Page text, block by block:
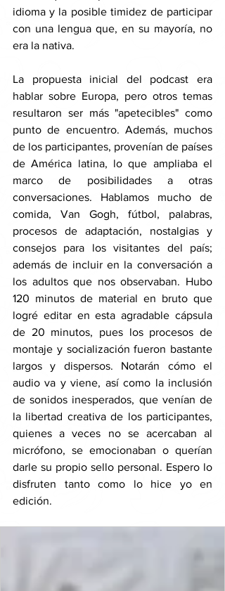
idioma y la posible timidez de participar
con una lengua que, en su mayoría, no
era la nativa.
La propuesta inicial del podcast era
hablar sobre Europa, pero otros temas
resultaron ser más "apetecibles" como
punto de encuentro. Además, muchos
de los participantes, provenían de países
de América latina, lo que ampliaba el
marco de posibilidades a otras
conversaciones. Hablamos mucho de
comida, Van Gogh, fútbol, palabras,
procesos de adaptación, nostalgias y
consejos para los visitantes del país;
además de incluir en la conversación a
los adultos que nos observaban. Hubo
120 minutos de material en bruto que
logré editar en esta agradable cápsula
de 20 minutos, pues los procesos de
montaje y socialización fueron bastante
largos y dispersos. Notarán cómo el
audio va y viene, así como la inclusión
de sonidos inesperados, que venían de
la libertad creativa de los participantes,
quienes a veces no se acercaban al
micrófono, se emocionaban o querían
darle su propio sello personal. Espero lo
disfruten tanto como lo hice yo en
edición.